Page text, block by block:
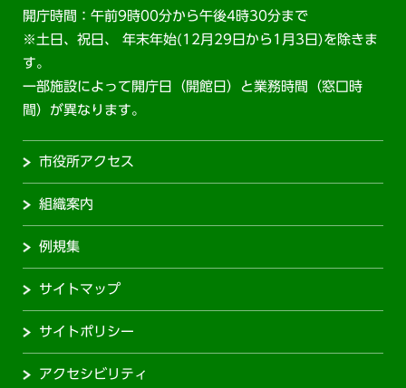
開庁時間：午前9時00分から午後4時30分まで
※土日、祝日、 年末年始(12月29日から1月3日)を除きま
す。
一部施設によって開庁日（開館日）と業務時間（窓口時
間）が異なります。
市役所アクセス
組織案内
例規集
サイトマップ
サイトポリシー
アクセシビリティ